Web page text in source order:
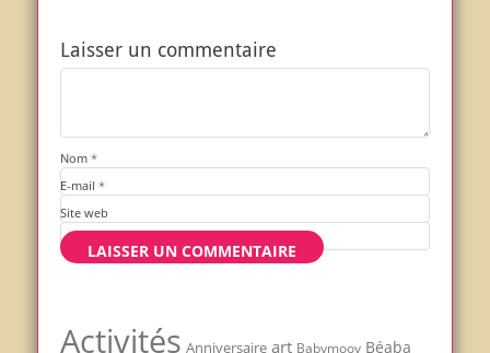
Laisser un commentaire
Nom *
E-mail *
Site web
Activités Anniversaire art Babymoov Béaba